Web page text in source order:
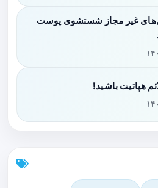
غیر مجاز شستشوی پوست
۱۷
هپاتیت باشید!
۱۷